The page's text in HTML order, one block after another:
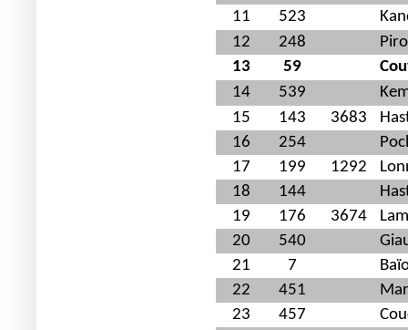
11
523
12
248
13
59
14
539
15
143 3683
16
254
17
199 1292
18
144
19
176 3674
20
540
21
7
22
451
23
457